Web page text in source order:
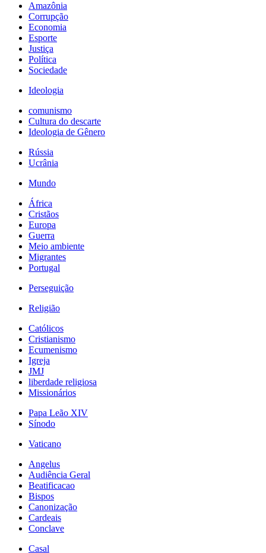
Amazônia
Corrupção
Economia
Esporte
Justiça
Política
Sociedade
Ideologia
comunismo
Cultura do descarte
Ideologia de Gênero
Rússia
Ucrânia
Mundo
África
Cristãos
Europa
Guerra
Meio ambiente
Migrantes
Portugal
Perseguição
Religião
Católicos
Cristianismo
Ecumenismo
Igreja
JMJ
liberdade religiosa
Missionários
Papa Leão XIV
Sínodo
Vaticano
Angelus
Audiência Geral
Beatificacao
Bispos
Canonização
Cardeais
Conclave
Casal